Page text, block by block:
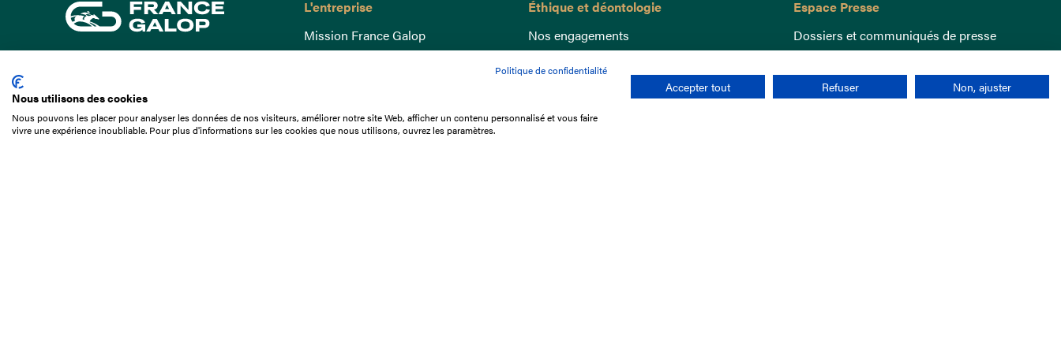
01 49 10 20 29
L'entreprise
Mission France Galop
Gouvernance
Comprendre les courses
Docuthèque
Éthique et déontologie
Nos engagements
Lutte anti-dopage
Bien être equin
Index Egalité Femmes-Hommes
Jeu responsable
Espace Presse
Dossiers et communiqués de presse
Politique de confidentialité
Nous utilisons des cookies
Nous pouvons les placer pour analyser les données de nos visiteurs, améliorer notre site Web, afficher un contenu personnalisé et vous faire
vivre une expérience inoubliable. Pour plus d'informations sur les cookies que nous utilisons, ouvrez les paramètres.
Accepter tout Refuser Non, ajuster